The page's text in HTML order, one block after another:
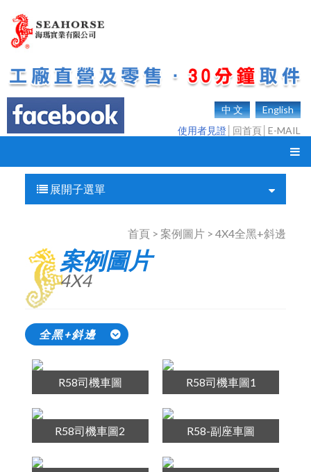
中 文
English
使用者見證 回首頁 E-MAIL
展開子選單
首頁 > 案例圖片 > 4X4全黑+斜邊
案例圖片
4X4
全黑+斜邊
R58司機車圖 R58司機車圖1
R58司機車圖2 R58-副座車圖